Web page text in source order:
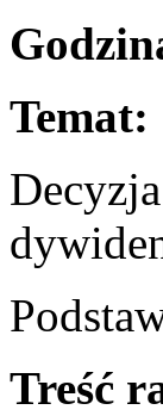
Temat:
Treść